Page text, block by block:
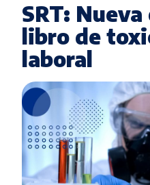
SRT:
libro de
laboral